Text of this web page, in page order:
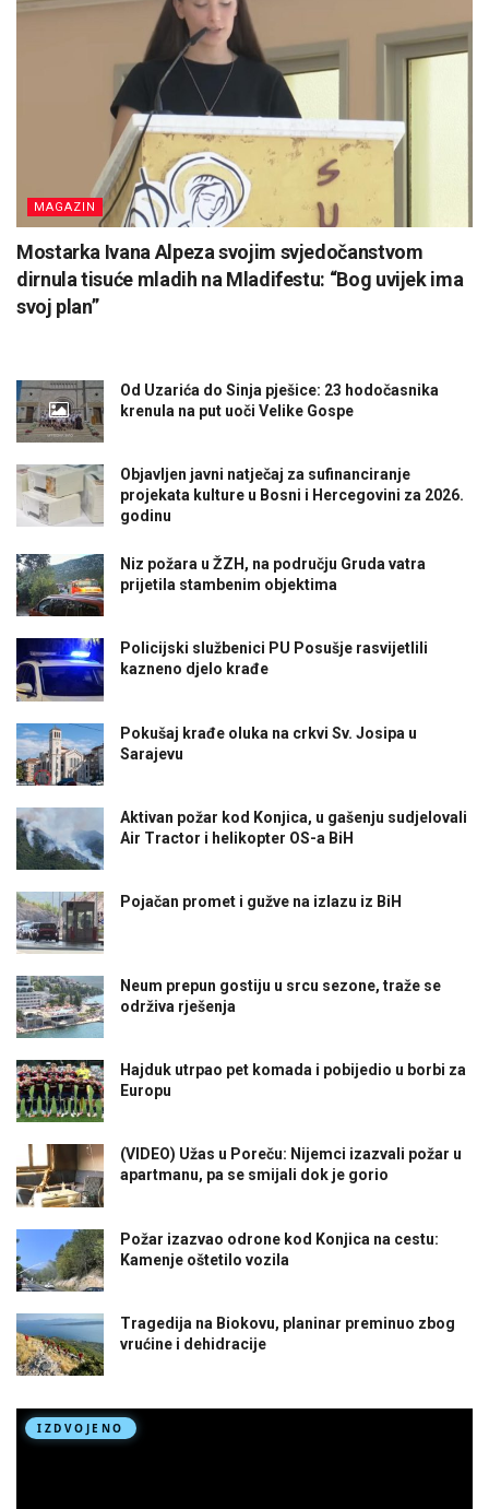
MAGAZIN
Mostarka Ivana Alpeza svojim svjedočanstvom
dirnula tisuće mladih na Mladifestu: “Bog uvijek ima
svoj plan”
Od Uzarića do Sinja pješice: 23 hodočasnika
krenula na put uoči Velike Gospe
Objavljen javni natječaj za sufinanciranje
projekata kulture u Bosni i Hercegovini za 2026.
godinu
Niz požara u ŽZH, na području Gruda vatra
prijetila stambenim objektima
Policijski službenici PU Posušje rasvijetlili
kazneno djelo krađe
Pokušaj krađe oluka na crkvi Sv. Josipa u
Sarajevu
Aktivan požar kod Konjica, u gašenju sudjelovali
Air Tractor i helikopter OS-a BiH
Pojačan promet i gužve na izlazu iz BiH
Neum prepun gostiju u srcu sezone, traže se
održiva rješenja
Hajduk utrpao pet komada i pobijedio u borbi za
Europu
(VIDEO) Užas u Poreču: Nijemci izazvali požar u
apartmanu, pa se smijali dok je gorio
Požar izazvao odrone kod Konjica na cestu:
Kamenje oštetilo vozila
Tragedija na Biokovu, planinar preminuo zbog
vrućine i dehidracije